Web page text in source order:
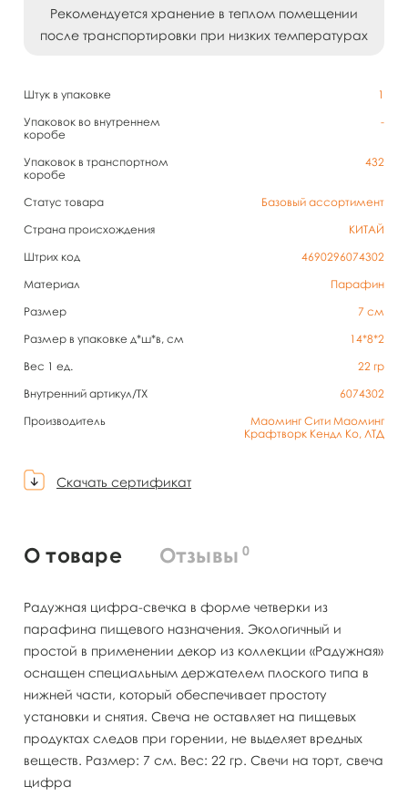
Штук в упаковке
1
Упаковок во внутреннем
коробе
-
Упаковок в транспортном
коробе
432
Статус товара
Базовый ассортимент
Страна происхождения
КИТАЙ
Штрих код
4690296074302
Материал
Парафин
Размер
7 см
Размер в упаковке д*ш*в, см
14*8*2
Вес 1 ед.
22 гр
Внутренний артикул/TX
6074302
Производитель
Маоминг Сити Маоминг
Крафтворк Кендл Ко, ЛТД
Скачать сертификат
Рекомендуется хранение в теплом помещении
после транспортировки при низких температурах
О товаре Отзывы 0
Радужная цифра-свечка в форме четверки из
парафина пищевого назначения. Экологичный и
простой в применении декор из коллекции «Радужная»
оснащен специальным держателем плоского типа в
нижней части, который обеспечивает простоту
установки и снятия. Свеча не оставляет на пищевых
продуктах следов при горении, не выделяет вредных
веществ. Размер: 7 см. Вес: 22 гр. Свечи на торт, свеча
цифра